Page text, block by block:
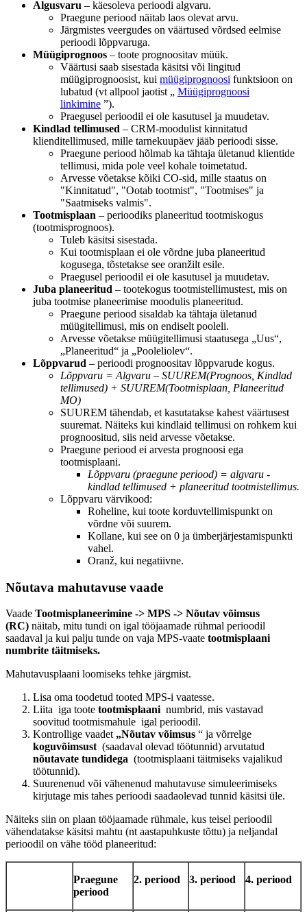
Algusvaru – käesoleva perioodi algvaru.
Praegune periood näitab laos olevat arvu.
Järgmistes veergudes on väärtused võrdsed eelmise
perioodi lõppvaruga.
Müügiprognoos – toote prognoositav müük.
Väärtusi saab sisestada käsitsi või lingitud
müügiprognoosist, kui müügiprognoosi funktsioon on
lubatud (vt allpool jaotist „ Müügiprognoosi
linkimine ”).
Praegusel perioodil ei ole kasutusel ja muudetav.
Kindlad tellimused – CRM-moodulist kinnitatud
klienditellimused, mille tarnekuupäev jääb perioodi sisse.
Praegune periood hõlmab ka tähtaja ületanud klientide
tellimusi, mida pole veel kohale toimetatud.
Arvesse võetakse kõiki CO-sid, mille staatus on
"Kinnitatud", "Ootab tootmist", "Tootmises" ja
"Saatmiseks valmis".
Tootmisplaan – perioodiks planeeritud tootmiskogus
(tootmisprognoos).
Tuleb käsitsi sisestada.
Kui tootmisplaan ei ole võrdne juba planeeritud
kogusega, tõstetakse see oranžilt esile.
Praegusel perioodil ei ole kasutusel ja muudetav.
Juba planeeritud – tootekogus tootmistellimustest, mis on
juba tootmise planeerimise moodulis planeeritud.
Praegune periood sisaldab ka tähtaja ületanud
müügitellimusi, mis on endiselt pooleli.
Arvesse võetakse müügitellimusi staatusega „Uus“,
„Planeeritud“ ja „Pooleliolev“.
Lõppvarud – perioodi prognoositav lõppvarude kogus.
Lõppvaru = Algvaru – SUUREM(Prognoos, Kindlad
tellimused) + SUUREM(Tootmisplaan, Planeeritud
MO)
SUUREM tähendab, et kasutatakse kahest väärtusest
suuremat. Näiteks kui kindlaid tellimusi on rohkem kui
prognoositud, siis neid arvesse võetakse.
Praegune periood ei arvesta prognoosi ega
tootmisplaani.
Lõppvaru (praegune periood) = algvaru -
kindlad tellimused + planeeritud tootmistellimus.
Lõppvaru värvikood:
Roheline, kui toote korduvtellimispunkt on
võrdne või suurem.
Kollane, kui see on 0 ja ümberjärjestamispunkti
vahel.
Oranž, kui negatiivne.
Nõutava mahutavuse vaade
Vaade Tootmisplaneerimine -> MPS -> Nõutav võimsus
(RC) näitab, mitu tundi on igal tööjaamade rühmal perioodil
saadaval ja kui palju tunde on vaja MPS-vaate tootmisplaani
numbrite täitmiseks.
Mahutavusplaani loomiseks tehke järgmist.
Lisa oma toodetud tooted MPS-i vaatesse.
Liita iga toote tootmisplaaninumbrid, mis vastavad
soovitud tootmismahule igal perioodil.
Kontrollige vaadet „Nõutav võimsus “ ja võrrelge
koguvõimsust (saadaval olevad töötunnid) arvutatud
nõutavate tundidega (tootmisplaani täitmiseks vajalikud
töötunnid).
Suurenenud või vähenenud mahutavuse simuleerimiseks
kirjutage mis tahes perioodi saadaolevad tunnid käsitsi üle.
Näiteks siin on plaan tööjaamade rühmale, kus teisel perioodil
vähendatakse käsitsi mahtu (nt aastapuhkuste tõttu) ja neljandal
perioodil on vähe tööd planeeritud:
Praegune
periood
2. periood 3. periood 4. periood